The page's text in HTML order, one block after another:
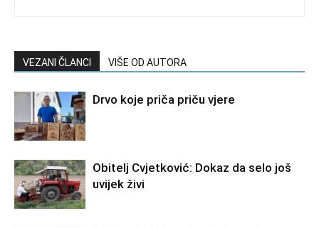
VEZANI ČLANCI VIŠE OD AUTORA
Drvo koje priča priču vjere
Obitelj Cvjetković: Dokaz da selo još
uvijek živi